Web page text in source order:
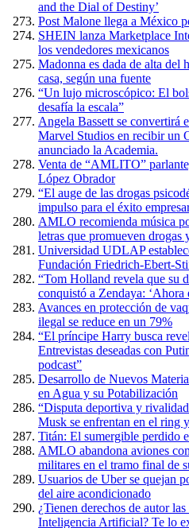
and the Dial of Destiny’
Post Malone llega a México
SHEIN lanza Marketplace
los vendedores mexicanos
Madonna es dada de alta del
casa, según una fuente
“Un lujo microscópico: El
desafía la escala”
Angela Bassett se convertirá
Marvel Studios en recibir un
anunciado la Academia.
Venta de “AMLITO”
López Obrador
“El auge de las drogas
impulso para el éxito
AMLO recomienda música
letras que promueven drogas
Universidad UDLAP
Fundación Friedrich-Ebert-
“Tom Holland revela que su
conquistó a Zendaya: ‘Ahora
Avances en protección de
ilegal se reduce en un 79%
“El príncipe Harry busca
Entrevistas deseadas con
podcast”
Desarrollo de Nuevos
en Agua y su Potabilización
“Disputa deportiva y
Musk se enfrentan en el ring
Titán: El sumergible perdido
AMLO abandona aviones
militares en el tramo final de
Usuarios de Uber se quejan
del aire acondicionado
¿Tienen derechos de autor
Inteligencia Artificial? Te lo